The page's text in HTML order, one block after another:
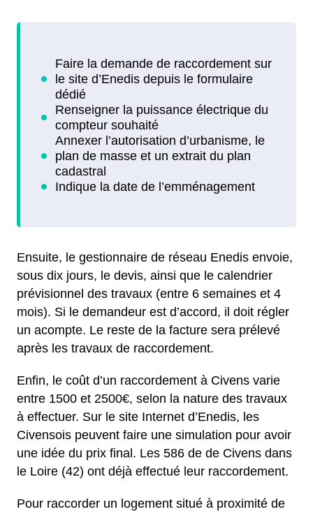
Ensuite, le gestionnaire de réseau Enedis envoie,
sous dix jours, le devis, ainsi que le calendrier
prévisionnel des travaux (entre 6 semaines et 4
mois). Si le demandeur est d’accord, il doit régler
un acompte. Le reste de la facture sera prélevé
après les travaux de raccordement.
Enfin, le coût d’un raccordement à Civens varie
entre 1500 et 2500€, selon la nature des travaux
à effectuer. Sur le site Internet d’Enedis, les
Civensois peuvent faire une simulation pour avoir
une idée du prix final. Les 586 de de Civens dans
le Loire (42) ont déjà effectué leur raccordement.
Pour raccorder un logement situé à proximité de